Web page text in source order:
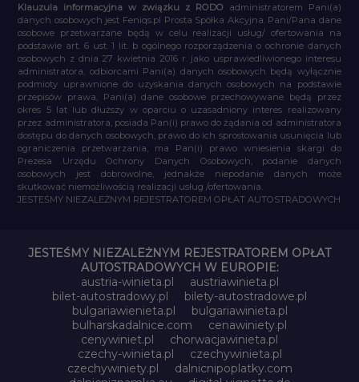
Klauzula informacyjna w związku z RODO administratorem Pani(a)
danych osobowych jest Feniqs.pl Prosta Spółka Akcyjna. Pani/Pana dane
osobowe przetwarzane będą w celu realizacji usług/ ofertowania na
podstawie art. 6 ust. 1 lit. b ogólnego rozporządzenia o ochronie danych
osobowych z dnia 27 kwietnia 2016 r. jako usprawiedliwionego interesu
administratora, odbiorcami Pani(a) danych osobowych będą wyłącznie
podmioty uprawnione do uzyskania danych osobowych na podstawie
przepisów prawa, Pani(a) dane osobowe przechowywane będą przez
okres 5 lat lub dłuższy w oparciu o uzasadniony interes realizowany
przez administratora, posiada Pan(i) prawo do żądania od administratora
dostępu do danych osobowych, prawo do ich sprostowania usunięcia lub
ograniczenia przetwarzania, ma Pan(i) prawo wniesienia skargi do
Prezesa Urzędu Ochrony Danych Osobowych, podanie danych
osobowych jest dobrowolne, jednakże niepodanie danych może
skutkować niemożliwością realizacji usług /ofertowania.
JESTEŚMY NIEZALEŻNYM REJESTRATOREM OPŁAT AUTOSTRADOWYCH
JESTEŚMY NIEZALEŻNYM REJESTRATOREM OPŁAT
AUTOSTRADOWYCH W EUROPIE:
austria-winieta.pl
austriawinieta.pl
bilet-autostradowy.pl
bilety-autostradowe.pl
bulgariawienieta.pl
bulgariawinieta.pl
bulharskadalnice.com
cenawiniety.pl
cenywiniet.pl
chorwacjawinieta.pl
czechy-winieta.pl
czechywinieta.pl
czechywiniety.pl
dalnicnipoplatky.com